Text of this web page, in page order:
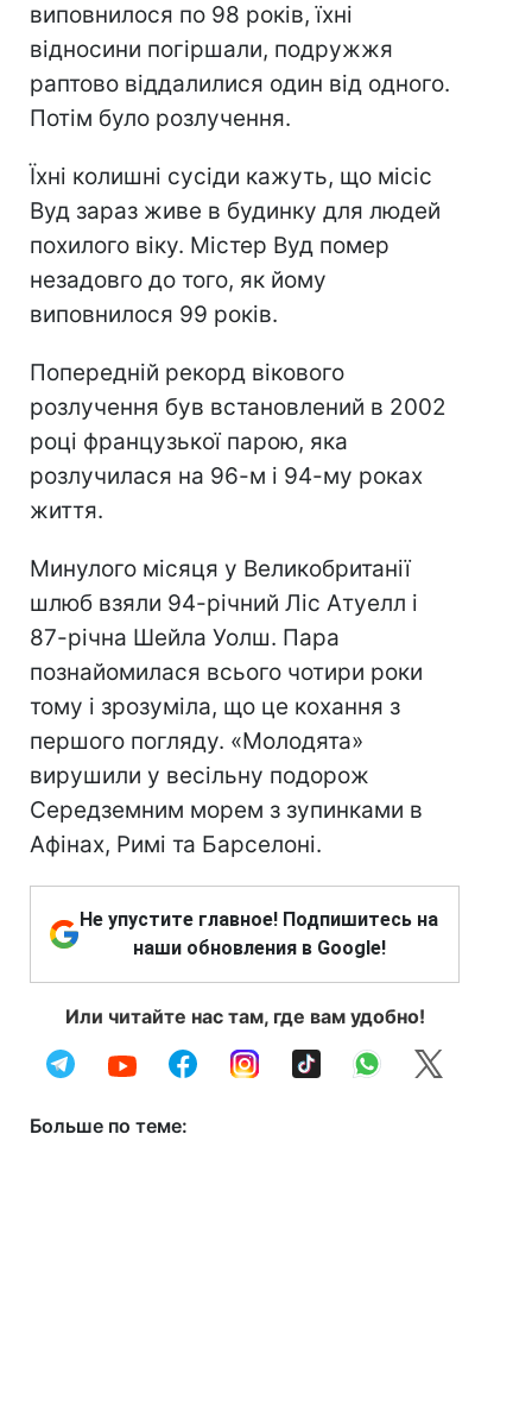
виповнилося по 98 років, їхні
відносини погіршали, подружжя
раптово віддалилися один від одного.
Потім було розлучення.
Їхні колишні сусіди кажуть, що місіс
Вуд зараз живе в будинку для людей
похилого віку. Містер Вуд помер
незадовго до того, як йому
виповнилося 99 років.
Попередній рекорд вікового
розлучення був встановлений в 2002
році французької парою, яка
розлучилася на 96-м і 94-му роках
життя.
Минулого місяця у Великобританії
шлюб взяли 94-річний Ліс Атуелл і
87-річна Шейла Уолш. Пара
познайомилася всього чотири роки
тому і зрозуміла, що це кохання з
першого погляду. «Молодята»
вирушили у весільну подорож
Середземним морем з зупинками в
Афінах, Римі та Барселоні.
Не упустите главное! Подпишитесь на
наши обновления в Google!
Или читайте нас там, где вам удобно!
Больше по теме: